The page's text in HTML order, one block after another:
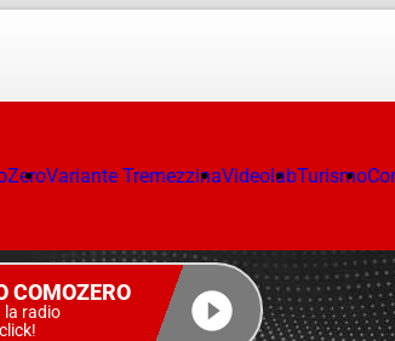
Variante TremezzinaVideolabTurismo
COMOZERO
la radio